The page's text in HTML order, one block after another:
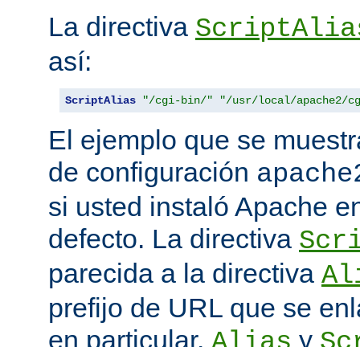
La directiva
así:
ScriptAlias "/cgi-bin/" "/usr/local/apache2/
El ejemplo que se
de configuración
si usted instaló Apache
defecto. La directiva
parecida a la directiva
prefijo de URL que se
en particular.
y